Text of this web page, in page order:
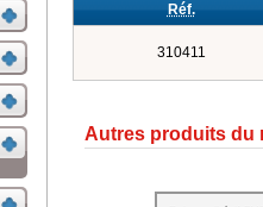
Réf.
310411
Autres produits du